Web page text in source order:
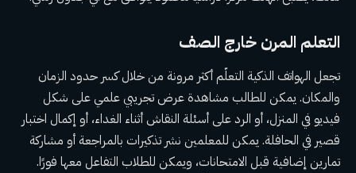
التعلم المرن خارج الصف
تجعل الهواتف الذكية التعلّم أكثر مرونة من خلال كسر حدود الزمان
والمكان. يمكن للطالب مشاهدة عرض تجريبي علمي على شكل
فيديو في المنزل، أو الرد على أسئلة النقاش أثناء الغداء، أو إكمال اختبار
قصير في الحافلة. يمكن للمعلمين نشر تذكيرات بالمراجعة أو مشاركة
تمارين إضافية قبل الامتحانات، ويمكن للطلاب التفاعل معها فورًا.